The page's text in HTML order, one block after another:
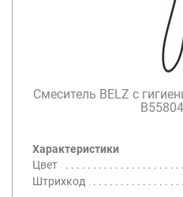
Смеситель BELZ с
Характеристики
Цвет
Штрихкод